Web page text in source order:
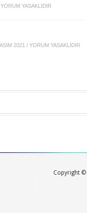
YORUM YASAKLIDIR
2021 / YORUM YASAKLIDIR
Copyright ©